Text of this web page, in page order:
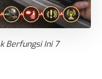
Berfungsi Ini 7